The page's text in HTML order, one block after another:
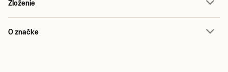
Zloženie
O značke